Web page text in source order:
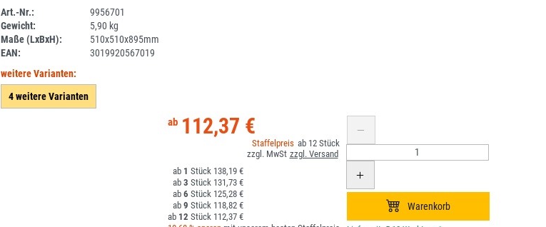
Art.-Nr.:
9956701
Gewicht:
5,90 kg
Maße (LxBxH):
510x510x895mm
EAN:
3019920567019
weitere Varianten:
4 weitere Varianten
112,37 €
12
1
138,19 €
3
131,73 €
6
125,28 €
9
118,82 €
12
112,37 €